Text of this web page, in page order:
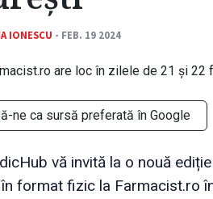
IONESCU - FEB. 19 2024
ne ca sursă preferată în Google
vă invită la o nouă
format fizic la Farmacist.ro